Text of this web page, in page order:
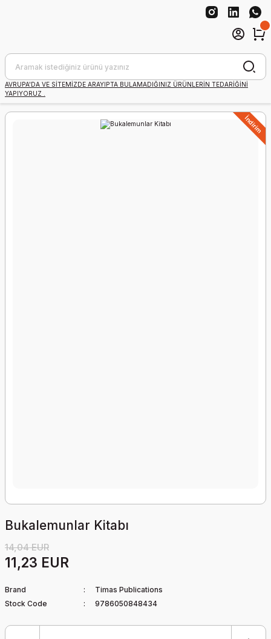
AVRUPA'DA VE SİTEMİZDE ARAYIPTA BULAMADIĞINIZ ÜRÜNLERİN TEDARİĞİNİ
YAPIYORUZ .
İndirim
Bukalemunlar Kitabı
14,04 EUR
11,23 EUR
Brand
Timas Publications
Stock Code
9786050848434